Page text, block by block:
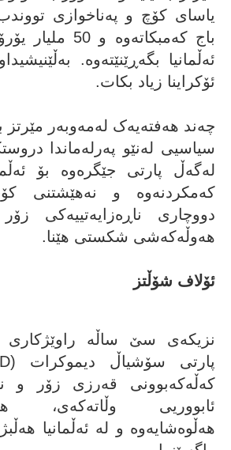
یاسای کۆچ و پەناخوازی
باج کەمبکاتەوە
ئەڵمانیا بگەڕێنێتەوە.
ئۆکراینا زیاد بکات.
چەند هەفتەیەک لەمەوبەر مێرتز
سیاسیی لەنێو پەرلەماندا
لەگەڵ پارتی جێگرەوە بۆ
کەمکردنەوە و نەهێشتنی
دووچاری ناڕەزایەتییەکی
هەوڵەکەشی شکستی هێنا.
ئۆلاف شۆڵتز
نزیکەی سێ ساڵە راوێژکاری
کەڵەکەبوونی قەرزی زۆر و
ئابووریی وڵاتەکەی،
هەڵوەشایەوە و لە ئەڵمانیا